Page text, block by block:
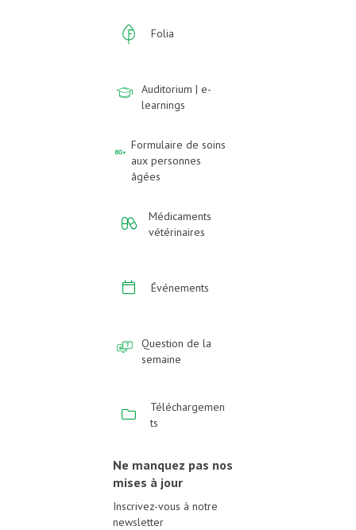
Folia
Auditorium | e-
learnings
Formulaire de soins
aux personnes
âgées
Médicaments
vétérinaires
Événements
Question de la
semaine
Téléchargemen
ts
Ne manquez pas nos
mises à jour
Inscrivez-vous à notre
newsletter